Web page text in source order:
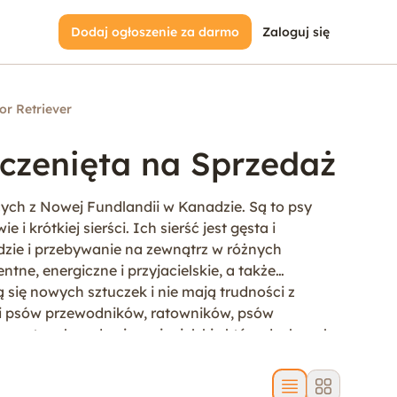
Dodaj ogłoszenie za darmo Zaloguj się
Retriever
na Sprzedaż
z Nowej Fundlandii w Kanadzie. Są to psy
i krótkiej sierści. Ich sierść jest gęsta i
i przebywanie na zewnątrz w różnych
energiczne i przyjacielskie, a także
nowych sztuczek i nie mają trudności z
przewodników, ratowników, psów
natury łagodne i przyjacielskie które doskonale
dużo ruchu i aktywności, aby zachować
i pełne życia, dlatego wymagają